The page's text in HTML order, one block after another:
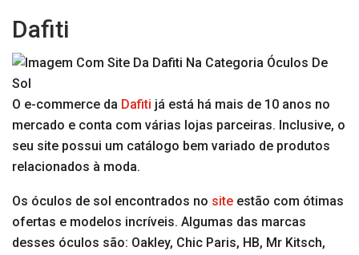
Dafiti
O e-commerce da Dafiti já está há mais de 10 anos no
mercado e conta com várias lojas parceiras. Inclusive, o
seu site possui um catálogo bem variado de produtos
relacionados à moda.
Os óculos de sol encontrados no site estão com ótimas
ofertas e modelos incríveis. Algumas das marcas
desses óculos são: Oakley, Chic Paris, HB, Mr Kitsch,